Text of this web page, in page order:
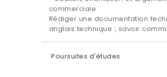
commerciale
Rédiger une documentation
anglais technique ; savoir
Poursuites d'études